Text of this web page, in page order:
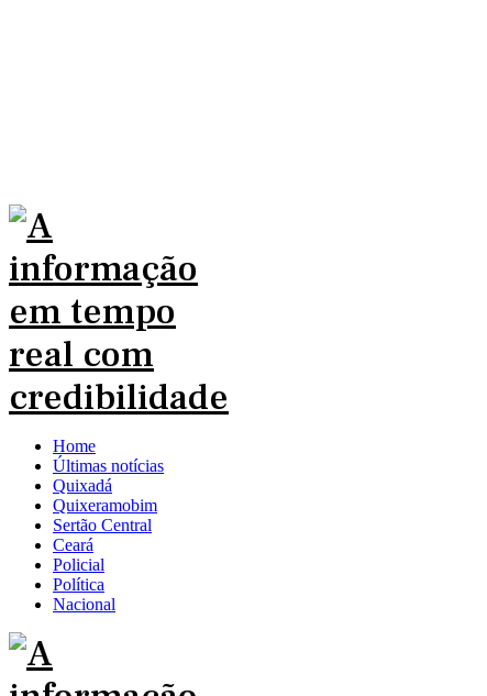
Home
Últimas notícias
Quixadá
Quixeramobim
Sertão Central
Ceará
Policial
Política
Nacional